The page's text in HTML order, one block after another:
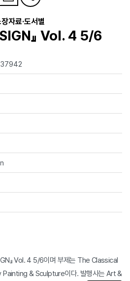
자료·도서별
』 Vol. 4 5/6
』 Vol. 4 5/6이며 부제는 The Classical
& Sculpture이다. 발행사는 Art &